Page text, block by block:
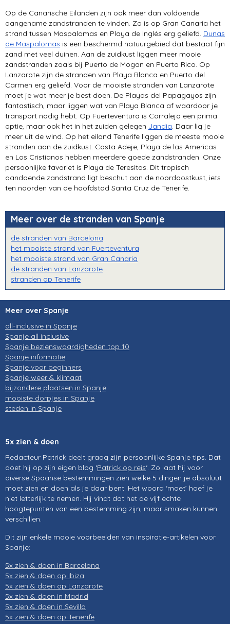
Op de Canarische Eilanden zijn ook meer dan voldoende
aangename zandstranden te vinden. Zo is op Gran Canaria het
strand tussen Maspalomas en Playa de Inglés erg geliefd. Dunas
de Maspalomas is een beschermd natuurgebied dat bestaat fijn
zand met veel duinen. Aan de zuidkust liggen meer mooie
zandstranden zoals bij Puerto de Mogan en Puerto Rico. Op
Lanzarote zijn de stranden van Playa Blanca en Puerto del
Carmen erg geliefd. Voor de mooiste stranden van Lanzarote
moet je wat meer je best doen. De Playas del Papagayos zijn
fantastisch, maar liggen wat van Playa Blanca af waardoor je
transport nodig hebt. Op Fuerteventura is Corralejo een prima
optie, maar ook het in het zuiden gelegen Jandia . Daar lig je
meer uit de wind. Op het eiland Tenerife liggen de meeste mooie
stranden aan de zuidkust. Costa Adeje, Playa de las Americas
en Los Cristianos hebben meerdere goede zandstranden. Onze
persoonlijke favoriet is Playa de Teresitas. Dit tropisch
aandoende zandstrand ligt beschut aan de noordoostkust, iets
ten noorden van de hoofdstad Santa Cruz de Tenerife.
Meer over de stranden van Spanje
de stranden van Barcelona
het mooiste strand van Fuerteventura
het mooiste strand van Gran Canaria
de stranden van Lanzarote
stranden op Tenerife
Meer over Spanje
all-inclusive in Spanje
Spanje all inclusive
Spanje bezienswaardigheden top 10
Spanje informatie
Spanje voor beginners
Spanje weer & klimaat
bijzondere plaatsen in Spanje
mooiste dorpjes in Spanje
steden in Spanje
5x zien & doen
Redacteur Patrick deelt graag zijn persoonlijke Spanje tips. Dat
doet hij op zijn eigen blog ‘Patrick op reis‘. Zo laat hij voor
diverse Spaanse bestemmingen zien welke 5 dingen je absoluut
moet zien en doen als je daar bent. Het woord ‘moet’ hoef je
niet letterlijk te nemen. Hij vindt dat het de vijf echte
hoogtepunten van een bestemming zijn, maar smaken kunnen
verschillen.
Dit zijn enkele mooie voorbeelden van inspiratie-artikelen voor
Spanje:
5x zien & doen in Barcelona
5x zien & doen op Ibiza
5x zien & doen op Lanzarote
5x zien & doen in Madrid
5x zien & doen in Sevilla
5x zien & doen op Tenerife